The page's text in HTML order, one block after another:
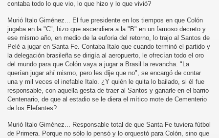
contaba todo lo que vio, lo que hizo y lo que vivió?
Murió Italo Giménez... El fue presidente en los tiempos en que Colón
jugaba en la "C", hizo que ascendiera a la "B" en un famoso decreto y
ese mismo año, en medio de la euforia del retorno, lo trajo al Santos de
Pelé a jugar en Santa Fe. Contaba Italo que cuando terminó el partido y
la delegación brasileña se dirigía al aeropuerto, le ofrecían todo el oro
del mundo para que Colón vaya a jugar a Brasil la revancha. "La
querían jugar ahí mismo, pero les dije que no", se encargó de contar
una y mil veces el inefable Italo. ¿Y quién le quita lo bailado, si él fue
responsable, con aquella gesta de traer al Santos y ganarle en el barrio
Centenario, de que al estadio se le diera el mítico mote de Cementerio
de los Elefantes?
Murió Italo Giménez... Responsable total de que Santa Fe tuviera fútbol
de Primera. Porque no sólo lo pensó y lo orquestó para Colón, sino que